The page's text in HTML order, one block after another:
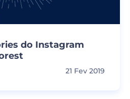
do Instagram
21 Fev 2019